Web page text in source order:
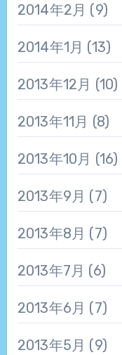
2014年2月 (9)
2014年1月 (13)
2013年12月 (10)
2013年11月 (8)
2013年10月 (16)
2013年9月 (7)
2013年8月 (7)
2013年7月 (6)
2013年6月 (7)
2013年5月 (9)